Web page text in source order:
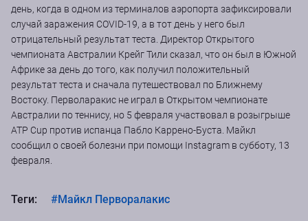
день, когда в одном из терминалов аэропорта зафиксировали
случай заражения COVID-19, а в тот день у него был
отрицательный результат теста. Директор Открытого
чемпионата Австралии Крейг Тили сказал, что он был в Южной
Африке за день до того, как получил положительный
результат теста и сначала путешествовал по Ближнему
Востоку. Перволаракис не играл в Открытом чемпионате
Австралии по теннису, но 5 февраля участвовал в розыгрыше
ATP Cup против испанца Пабло Каррено-Буста. Майкл
сообщил о своей болезни при помощи Instagram в субботу, 13
февраля.
Теги: #Майкл Перворалакис